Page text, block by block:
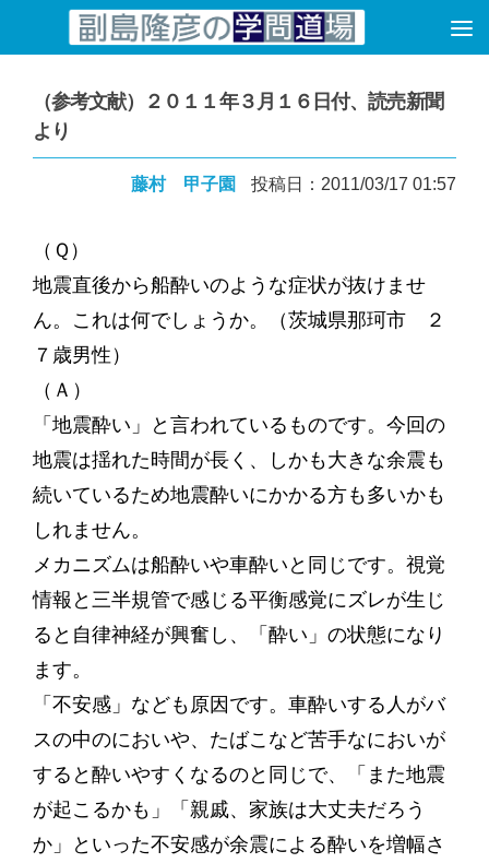
コンテンツへスキップ
（参考文献）２０１１年３月１６日付、読売新聞
より
藤村 甲子園 投稿日：2011/03/17 01:57
（Ｑ）
地震直後から船酔いのような症状が抜けませ
ん。これは何でしょうか。（茨城県那珂市 ２
７歳男性）
（Ａ）
「地震酔い」と言われているものです。今回の
地震は揺れた時間が長く、しかも大きな余震も
続いているため地震酔いにかかる方も多いかも
しれません。
メカニズムは船酔いや車酔いと同じです。視覚
情報と三半規管で感じる平衡感覚にズレが生じ
ると自律神経が興奮し、「酔い」の状態になり
ます。
「不安感」なども原因です。車酔いする人がバ
スの中のにおいや、たばこなど苦手なにおいが
すると酔いやすくなるのと同じで、「また地震
が起こるかも」「親戚、家族は大丈夫だろう
か」といった不安感が余震による酔いを増幅さ